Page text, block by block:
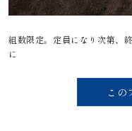
組数限定。定員になり次第、
に
この